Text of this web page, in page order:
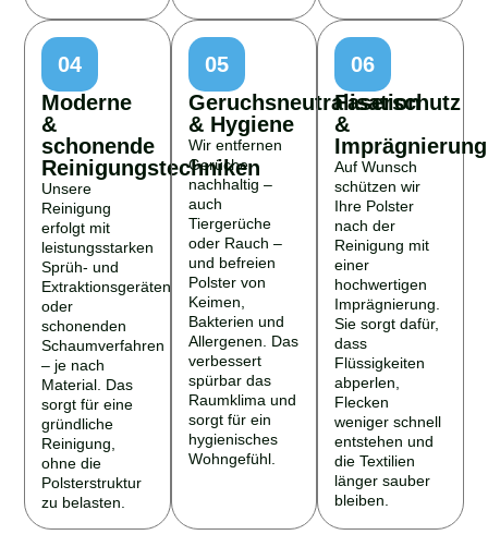
04
Moderne
&
schonende
Reinigungstechniken
Unsere
Reinigung
erfolgt mit
leistungsstarken
Sprüh- und
Extraktionsgeräten
oder
schonenden
Schaumverfahren
– je nach
Material. Das
sorgt für eine
gründliche
Reinigung,
ohne die
Polsterstruktur
zu belasten.
05
Geruchsneutralisation
& Hygiene
Wir entfernen
Gerüche
nachhaltig –
auch
Tiergerüche
oder Rauch –
und befreien
Polster von
Keimen,
Bakterien und
Allergenen. Das
verbessert
spürbar das
Raumklima und
sorgt für ein
hygienisches
Wohngefühl.
06
Faserschutz
&
Imprägnierung
Auf Wunsch
schützen wir
Ihre Polster
nach der
Reinigung mit
einer
hochwertigen
Imprägnierung.
Sie sorgt dafür,
dass
Flüssigkeiten
abperlen,
Flecken
weniger schnell
entstehen und
die Textilien
länger sauber
bleiben.